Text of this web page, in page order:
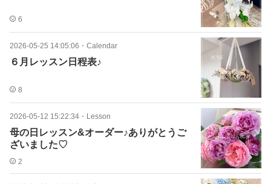
6
2026-05-25 14:05:06 ・ Calendar
６月レッスン日程表♪
8
2026-05-12 15:22:34 ・ Lesson
母の日レッスン&オーダー♪ありがとうご
ざいました♡
2